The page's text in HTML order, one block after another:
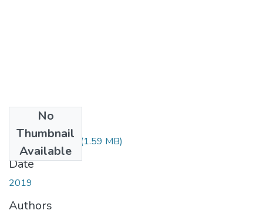
No
Thumbnail
Available
Saleh-Ayoub.pdf (1.59 MB)
Date
2019
Authors